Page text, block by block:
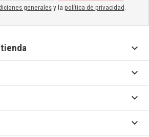
generalesy la política de privacidad.



